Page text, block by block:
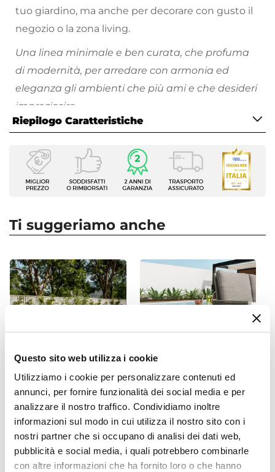
Questo sito web utilizza i cookie
Utilizziamo i cookie per personalizzare contenuti ed
annunci, per fornire funzionalità dei social media e per
analizzare il nostro traffico. Condividiamo inoltre
informazioni sul modo in cui utilizza il nostro sito con i
nostri partner che si occupano di analisi dei dati web,
pubblicità e social media, i quali potrebbero combinarle
con altre informazioni che ha fornito loro o che hanno
tuo giardino, ma anche per decorare con gusto il
negozio o la zona living.
Una linea minimale e ben curata, che profuma
di modernità, per arredare con armonia ed
eleganza gli ambienti che più ami e che desideri
impreziosire.
Scopri tutti i vasi da giardino disponibili e divertiti
a riempire i tuoi spazi all'aperto di piante e fiori
colorati!
Riepilogo Caratteristiche
Caratteristiche
Tipologia
Vaso
Dimensioni
Altezza
30 cm
Profondità Vaso
Colore
Liscio
Materiale
Polietilene
Installazione
Appoggio
Sottovaso
Ti suggeriamo anche
CODICE:TUL-89
Set pranzo tavolo rotondo
100 cm e 4 sedie impilabili
in polipropilene nero -
Tulipano
CODICE:IK45B-G
Cubo multiuso per esterni
45 h cm in polietilene
bianco - Kubbot